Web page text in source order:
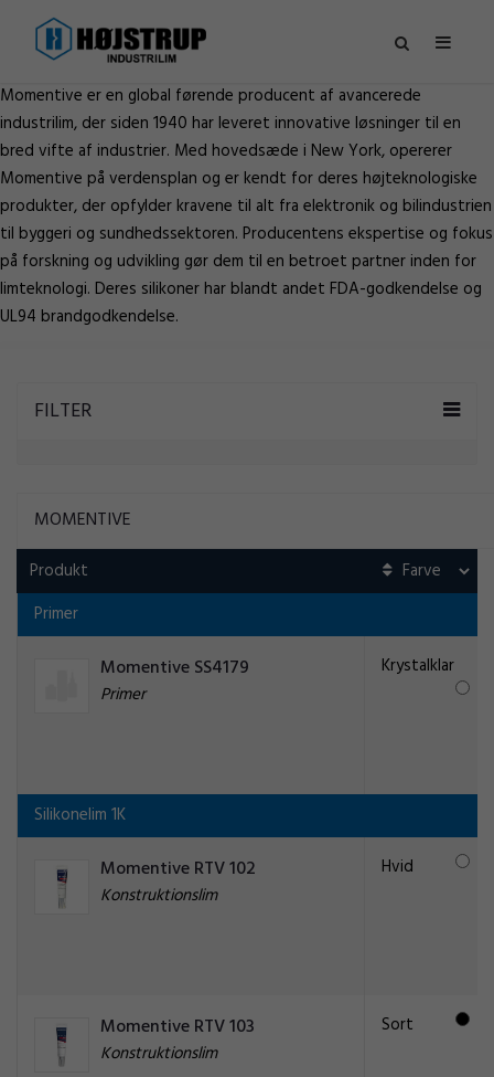
Momentive er en global førende producent af avancerede
industrilim, der siden 1940 har leveret innovative løsninger til en
bred vifte af industrier. Med hovedsæde i New York, opererer
Momentive på verdensplan og er kendt for deres højteknologiske
produkter, der opfylder kravene til alt fra elektronik og bilindustrien
til byggeri og sundhedssektoren. Producentens ekspertise og fokus
på forskning og udvikling gør dem til en betroet partner inden for
limteknologi. Deres silikoner har blandt andet FDA-godkendelse og
UL94 brandgodkendelse.
FILTER
MOMENTIVE
Produkt
Primer
Momentive SS4179
Primer
Krystalklar
Silikonelim 1K
Momentive RTV 102
Konstruktionslim
Hvid
Momentive RTV 103
Konstruktionslim
Sort